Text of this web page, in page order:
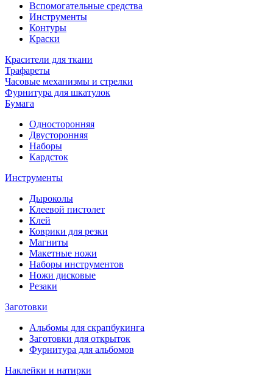
Вспомогательные средства
Инструменты
Контуры
Краски
Красители для ткани
Трафареты
Часовые механизмы и стрелки
Фурнитура для шкатулок
Бумага
Односторонняя
Двусторонняя
Наборы
Кардсток
Инструменты
Дыроколы
Клеевой пистолет
Клей
Коврики для резки
Магниты
Макетные ножи
Наборы инструментов
Ножи дисковые
Резаки
Заготовки
Альбомы для скрапбукинга
Заготовки для открыток
Фурнитура для альбомов
Наклейки и натирки